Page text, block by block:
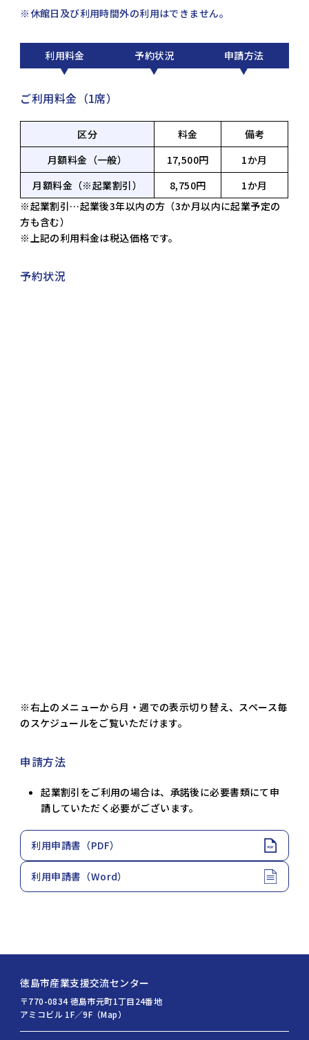
※休館日及び利用時間外の利用はできません。
利用料金 予約状況 申請方法
ご利用料金（1席）
区分 料金
備考
月額料金（一般）
17,500円
1か月
月額料金（※起業割引）
8,750円
1か月
※起業割引…起業後3年以内の方（3か月以内に起業予定の
方も含む）
※上記の利用料金は税込価格です。
予約状況
※右上のメニューから月・週での表示切り替え、スペース毎
のスケジュールをご覧いただけます。
申請方法
起業割引をご利用の場合は、承諾後に必要書類にて申
請していただく必要がございます。
利用申請書（PDF）
利用申請書（Word）
徳島市産業支援交流センター
〒770-0834 徳島市元町1丁目24番地
アミコビル 1F／9F（Map）